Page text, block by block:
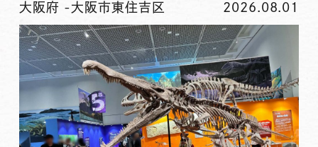
大阪府 -大阪市東住吉区 2026.08.01